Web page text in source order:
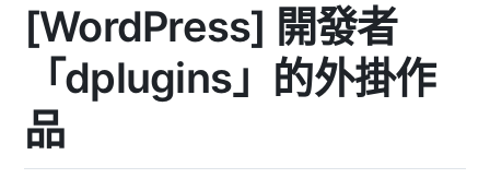
[WordPress] 開發者
「dplugins」的外掛作
品